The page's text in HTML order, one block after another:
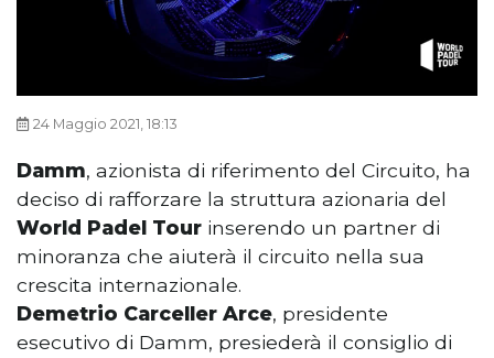
24 Maggio 2021, 18:13
Damm, azionista di riferimento del Circuito, ha
deciso di rafforzare la struttura azionaria del
World Padel Tour inserendo un partner di
minoranza che aiuterà il circuito nella sua
crescita internazionale.
Demetrio Carceller Arce, presidente
esecutivo di Damm, presiederà il consiglio di